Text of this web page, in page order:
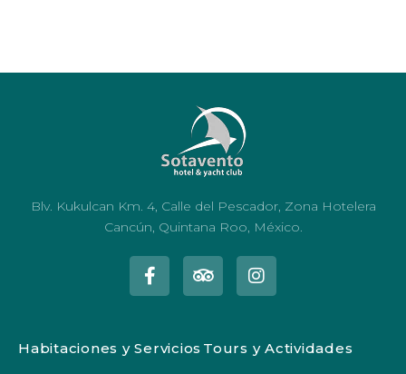
Blv. Kukulcan Km. 4, Calle del Pescador, Zona Hotelera
Cancún, Quintana Roo, México.
Habitaciones y Servicios Tours y Actividades